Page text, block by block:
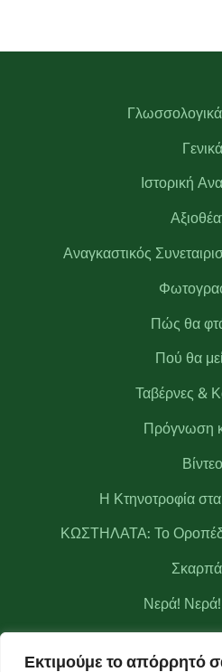
Εκτιμούμε το απόρρητό
Γλωσσολογικά
Γενικά
Ιστορική
Αναγκαστικός
Πώς θα
Πού θα
Ταβέρνες &
Πρόγνωση
Βίντεο
Η Κτηνοτροφία
ΚΩΣΤΗΛΑΤΑ: Το
Νερά!